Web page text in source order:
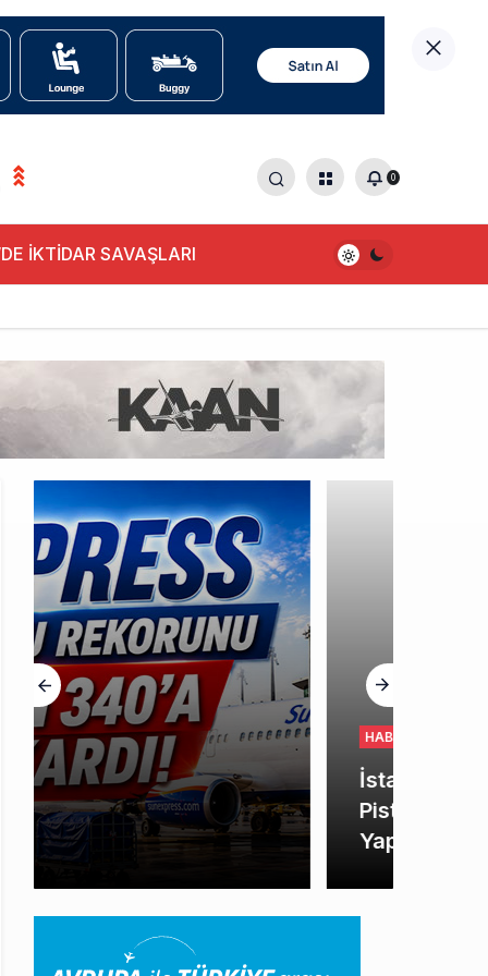
0
İKTİDAR SAVAŞLARI
HABERLER
İstanbul Havalimanı’nın 4.
Pistinde İlk Test Uçuşu
Yapıldı